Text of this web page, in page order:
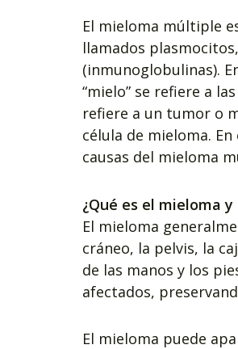
El mieloma múltiple
llamados
(inmunoglobulinas).
“mielo” se refiere a
refiere a un tumor o
célula de mieloma.
causas del mieloma
¿Qué es el mieloma y
El mieloma
cráneo, la pelvis, la
de las manos y los
afectados,
El mieloma puede